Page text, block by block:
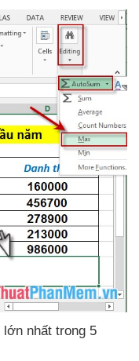
lớn nhất trong 5